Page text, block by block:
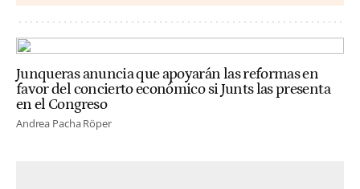
Junqueras anuncia que apoyarán las reformas en
favor del concierto económico si Junts las presenta
en el Congreso
Andrea Pacha Röper